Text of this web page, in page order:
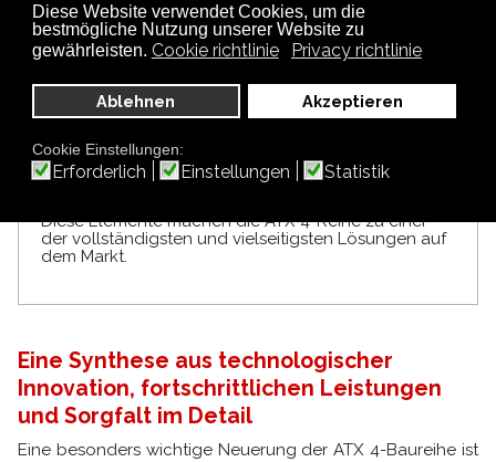
Diese Website verwendet Cookies, um die
bestmögliche Nutzung unserer Website zu
gewährleisten. Cookie richtlinie Privacy richtlinie
Ablehnen Akzeptieren
Cookie Einstellungen:
Erforderlich Einstellungen Statistik
Drei verschiedene Längen verfügbar (S, M und L).
Möglichkeit der individuellen Anpassung der
Ladefläche an die spezifischen
Diese Elemente machen die ATX 4-Reihe zu einer
der vollständigsten und vielseitigsten Lösungen auf
dem Markt.
Eine Synthese aus technologischer
Innovation, fortschrittlichen Leistungen
und Sorgfalt im Detail
Eine besonders wichtige Neuerung der ATX 4-Baureihe ist